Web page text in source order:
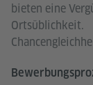
bieten eine
Ortsüblichkeit.